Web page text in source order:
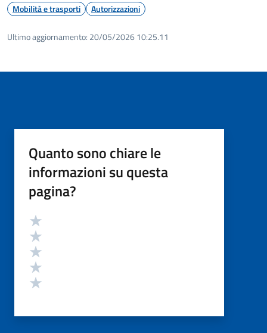
Mobilità e trasporti Autorizzazioni
Ultimo aggiornamento: 20/05/2026 10:25.11
Quanto sono chiare le
informazioni su questa
pagina?
Valutazione